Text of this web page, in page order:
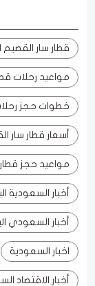
قطار سار القصيم
مواعيد رحلات
خطوات حجز
أسعار قطار سار
مواعيد حجز
أخبار السعودية
أخبار السعودي
اخبار السعودية
أخبار الاقتصاد